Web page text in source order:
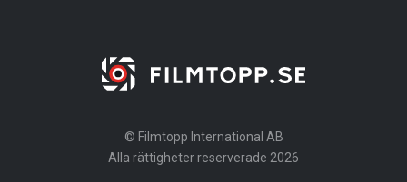
© Filmtopp International AB
Alla rättigheter reserverade 2026